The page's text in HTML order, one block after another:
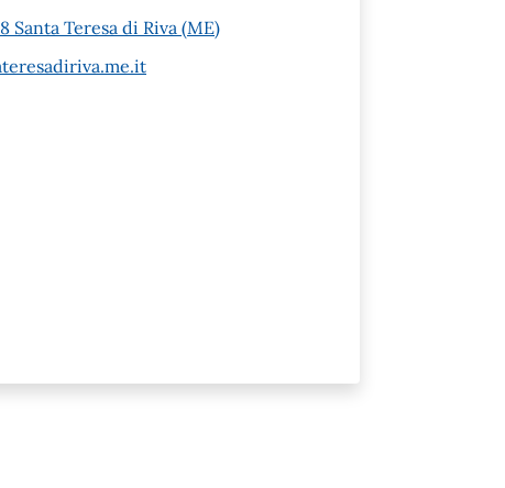
Santa Teresa di Riva (ME)